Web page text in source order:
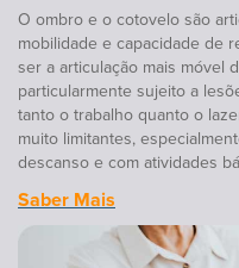
O ombro e o cotovelo são
mobilidade e capacidade de
ser a articulação mais móvel
particularmente sujeito a
tanto o trabalho quanto o
muito limitantes,
descanso e com atividades
Saber Mais